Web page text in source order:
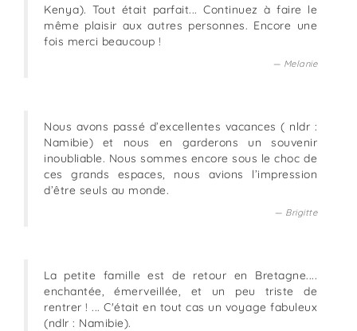
Kenya). Tout était parfait... Continuez à faire le
même plaisir aux autres personnes. Encore une
fois merci beaucoup !
Melanie
Nous avons passé d’excellentes vacances ( nldr :
Namibie) et nous en garderons un souvenir
inoubliable. Nous sommes encore sous le choc de
ces grands espaces, nous avions l’impression
d’être seuls au monde.
Brigitte
La petite famille est de retour en Bretagne....
enchantée, émerveillée, et un peu triste de
rentrer ! ... C'était en tout cas un voyage fabuleux
(ndlr : Namibie).